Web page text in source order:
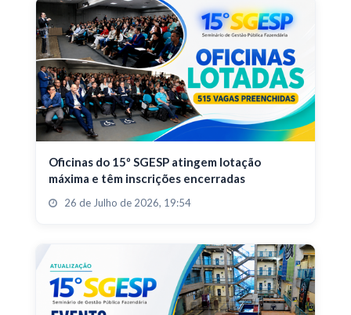
Oficinas do 15º SGESP atingem lotação
máxima e têm inscrições encerradas
26 de Julho de 2026, 19:54